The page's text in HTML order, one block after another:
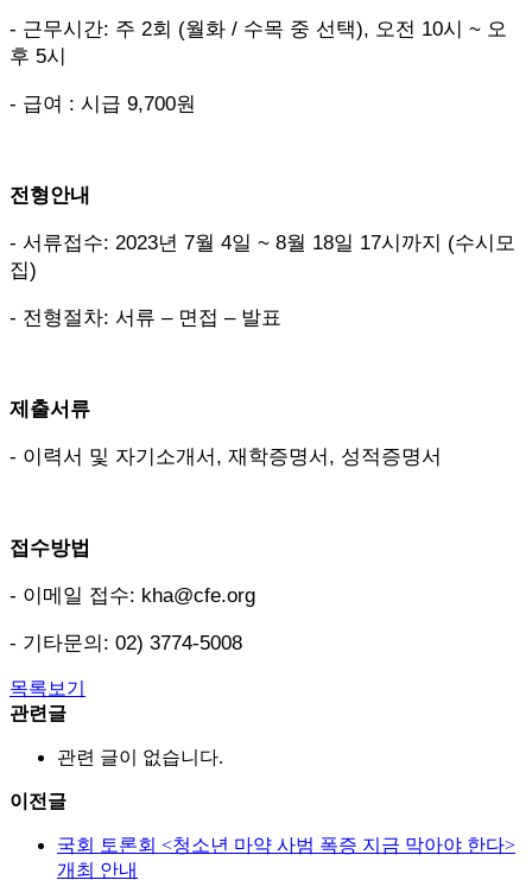
- 근무시간: 주 2회 (월화 / 수목 중 선택), 오전 10시 ~ 오
후 5시
- 급여 : 시급 9,700원
전형안내
- 서류접수: 2023년 7월 4일 ~ 8월 18일 17시까지 (수시모
집)
- 전형절차: 서류 – 면접 – 발표
제출서류
- 이력서 및 자기소개서, 재학증명서, 성적증명서
접수방법
- 이메일 접수: kha@cfe.org
- 기타문의: 02) 3774-5008
목록보기
관련글
관련 글이 없습니다.
이전글
국회 토론회 <청소년 마약 사범 폭증 지금 막아야 한다>
개최 안내